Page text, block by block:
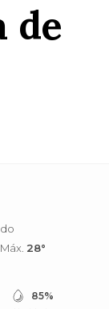
de
Máx. 28°
85%